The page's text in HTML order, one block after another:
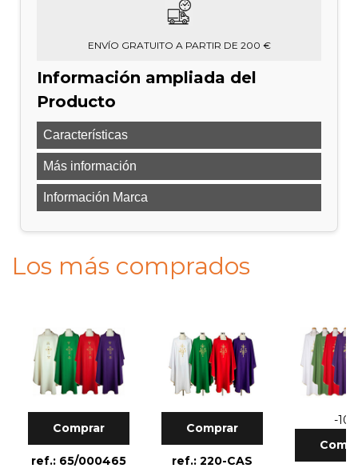
ENVÍO GRATUITO A PARTIR DE 200 €
Información ampliada del
Producto
Características
Más información
Información Marca
Los más comprados
Comprar
ref.: 65/000465
Comprar
ref.: 220-CAS
-